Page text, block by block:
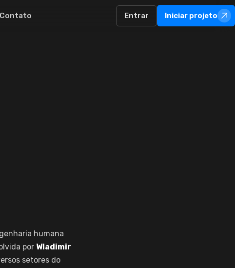
Contato Entrar Iniciar projeto
humana
por Wladimir
setores do